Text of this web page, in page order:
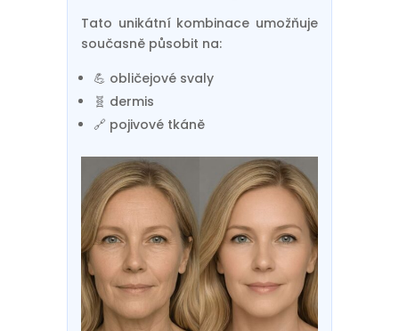
Tato unikátní kombinace umožňuje
současně působit na:
💪 obličejové svaly
🧬 dermis
🔗 pojivové tkáně